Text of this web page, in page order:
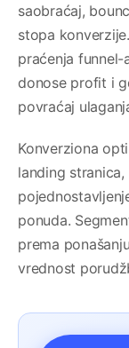
saobraćaj,
stopa
praćenja
donose profit i
povraćaj
Konverziona
landing
ponuda.
prema
vrednost